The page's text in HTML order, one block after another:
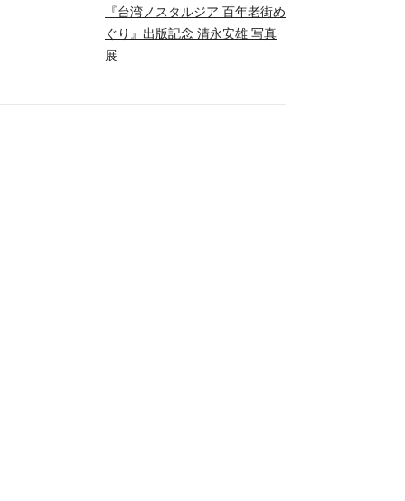
『台湾ノスタルジア 百年老街め
ぐり』出版記念 清永安雄 写真
展